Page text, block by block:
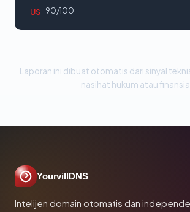
US 90/100
Laporan ini dibuat otomatis dari sinyal
nasihat hukum atau
YourvillDNS
Intelijen domain otomatis dan